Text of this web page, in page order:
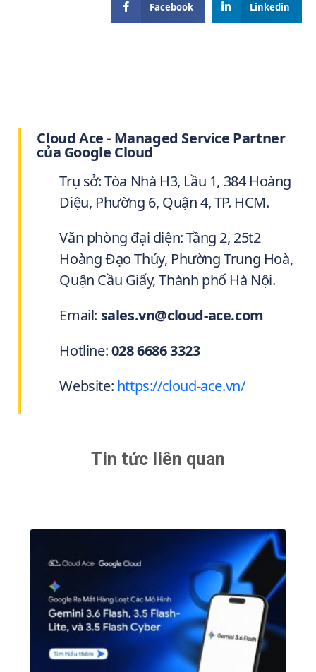
Facebook Linkedin
Cloud Ace - Managed Service Partner
của Google Cloud
Trụ sở: Tòa Nhà H3, Lầu 1, 384 Hoàng
Diệu, Phường 6, Quận 4, TP. HCM.
Văn phòng đại diện: Tầng 2, 25t2
Hoàng Đạo Thúy, Phường Trung Hoà,
Quận Cầu Giấy, Thành phố Hà Nội.
Email: sales.vn@cloud-ace.com
Hotline:028 6686 3323
Website: https://cloud-ace.vn/
Tin tức liên quan